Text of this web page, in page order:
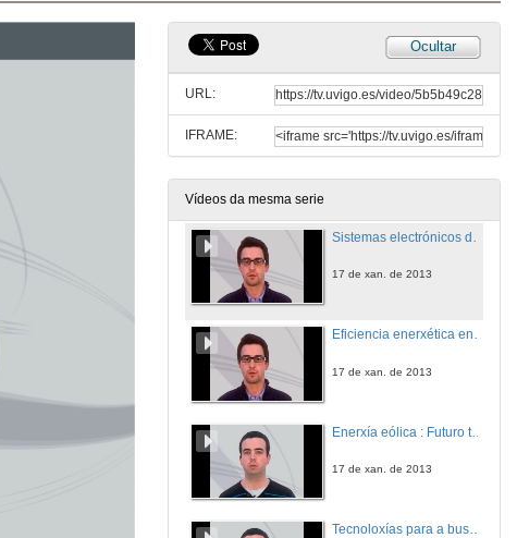
Ocultar
URL:
IFRAME:
Vídeos da mesma serie
Sistemas de información e cadros de mando
Big Data na automatización industrial: Escenarios de uso
17 de xan. de 2013
17 de xan. de 2013
Eficiencia enerxética en motores
17 de xan. de 2013
17 de xan. de 2013
Tecnoloxías para a busca e rescate de persoas